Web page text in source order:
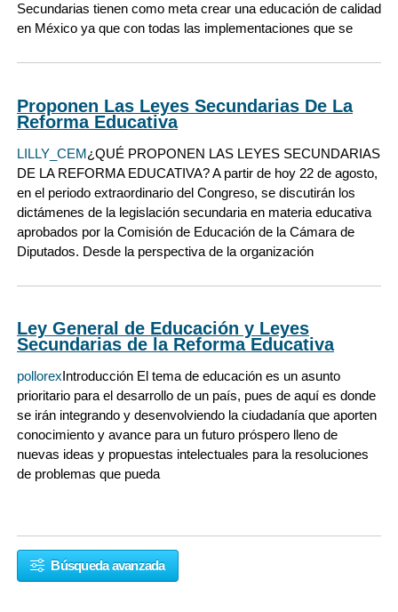
Secundarias tienen como meta crear una educación de calidad
en México ya que con todas las implementaciones que se
Proponen Las Leyes Secundarias De La
Reforma Educativa
LILLY_CEM¿QUÉ PROPONEN LAS LEYES SECUNDARIAS
DE LA REFORMA EDUCATIVA? A partir de hoy 22 de agosto,
en el periodo extraordinario del Congreso, se discutirán los
dictámenes de la legislación secundaria en materia educativa
aprobados por la Comisión de Educación de la Cámara de
Diputados. Desde la perspectiva de la organización
Ley General de Educación y Leyes
Secundarias de la Reforma Educativa
pollorexIntroducción El tema de educación es un asunto
prioritario para el desarrollo de un país, pues de aquí es donde
se irán integrando y desenvolviendo la ciudadanía que aporten
conocimiento y avance para un futuro próspero lleno de
nuevas ideas y propuestas intelectuales para la resoluciones
de problemas que pueda
Búsqueda avanzada